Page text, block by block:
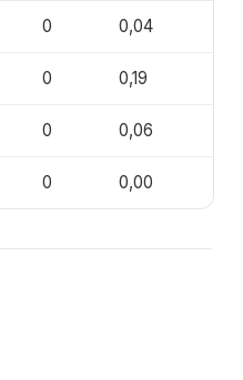
0 0,04
0 0,19
0 0,06
0 0,00